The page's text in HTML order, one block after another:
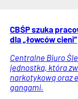
CBŚP szuka
dla „łowców cieni”
Centralne Biuro
jednostka, która
narkotykową oraz
gangami.